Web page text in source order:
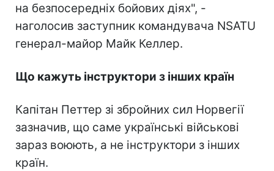
на безпосередніх бойових діях", -
наголосив заступник командувача NSATU
генерал-майор Майк Келлер.
Що кажуть інструктори з інших країн
Капітан Петтер зі збройних сил Норвегії
зазначив, що саме українські військові
зараз воюють, а не інструктори з інших
країн.